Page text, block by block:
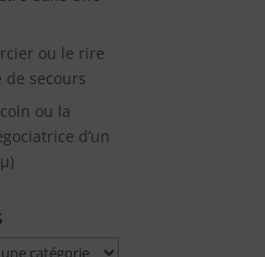
ou le rire
de secours
ou la
d’un